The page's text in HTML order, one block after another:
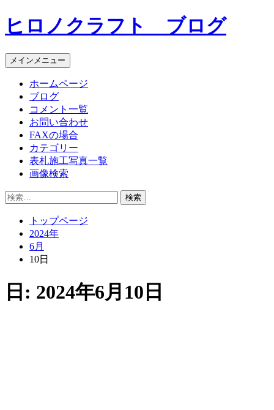
コ
ン
ン
ツ
ヒロノクラフト ブログ
メインメニュー
ホームページ
ブログ
コメント一覧
お問い合わせ
FAXの場合
カテゴリー
表札施工写真一覧
画像検索
検
トップページ
2024年
6月
10日
日: 2024年6月10日